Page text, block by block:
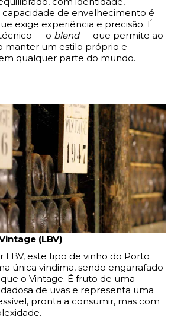
capacidade de envelhecimento é
exige experiência e precisão. É
— o blend— que permite ao
manter um estilo próprio e
qualquer parte do mundo.
(LBV)
LBV, este tipo de vinho do Porto
única vindima, sendo engarrafado
o Vintage. É fruto de uma
de uvas e representa uma
pronta a consumir, mas com